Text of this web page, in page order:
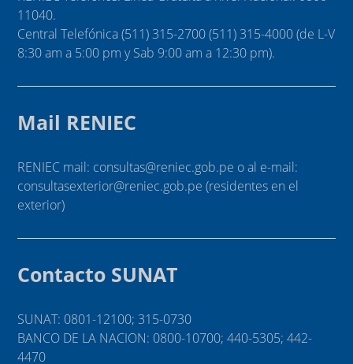
11040.
Central Telefónica (511) 315-2700 (511) 315-4000 (de L-V
8:30 am a 5:00 pm y Sab 9:00 am a 12:30 pm).
Mail RENIEC
RENIEC mail: consultas@reniec.gob.pe o al e-mail:
consultasexterior@reniec.gob.pe (residentes en el
exterior)
Contacto SUNAT
SUNAT: 0801-12100; 315-0730
BANCO DE LA NACION: 0800-10700; 440-5305; 442-
4470